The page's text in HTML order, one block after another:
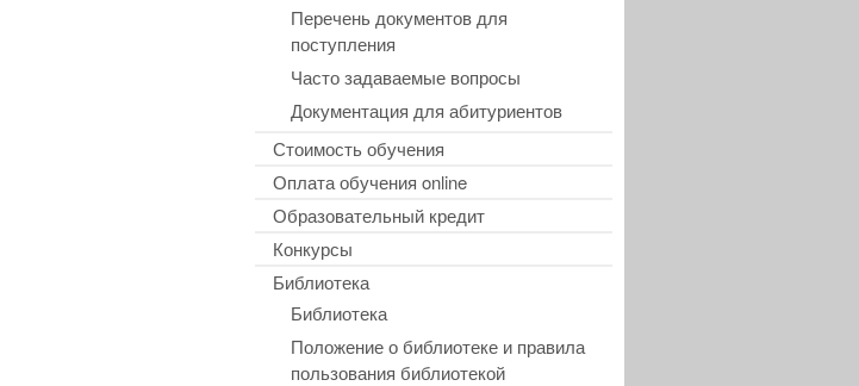
Перечень документов для
поступления
Часто задаваемые вопросы
Документация для абитуриентов
Стоимость обучения
Оплата обучения online
Образовательный кредит
Конкурсы
Библиотека
Библиотека
Положение о библиотеке и правила
пользования библиотекой